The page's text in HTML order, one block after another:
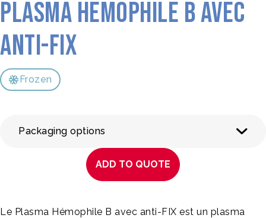
Plasma hemophile B avec
anti-FIX
Frozen
Packaging options
ADD TO QUOTE
Le Plasma Hémophile B avec anti-FIX est un plasma